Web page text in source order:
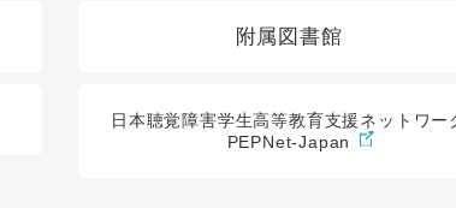
附属図書館
日本聴覚障害学生高等教育支援ネットワー
PEPNet-Japan